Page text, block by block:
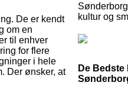
De er kendt
om en
til enhver
for flere
i hele
Der ønsker, at
kultur og
De Bedste